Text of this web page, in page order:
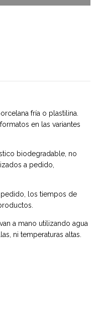
fría o plastilina.
en las variantes
biodegradable, no
a pedido,
los tiempos de
a mano utilizando agua
ni temperaturas altas.